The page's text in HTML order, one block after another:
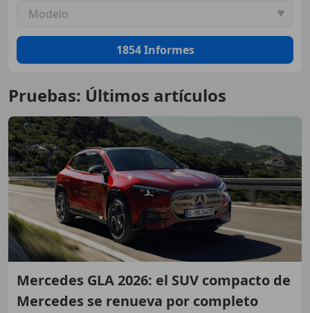
Modelo ▼
1854Informes
Pruebas: Últimos artículos
Mercedes GLA 2026: el SUV compacto de
Mercedes se renueva por completo